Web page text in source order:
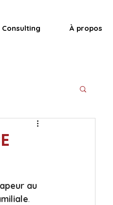
Consulting À propos
Actualités
au
.